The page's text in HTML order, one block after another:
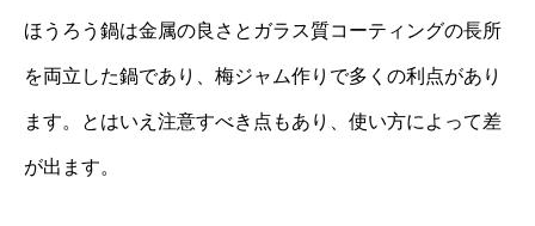
ほうろう鍋は金属の良さとガラス質コーティングの長所
を両立した鍋であり、梅ジャム作りで多くの利点があり
ます。とはいえ注意すべき点もあり、使い方によって差
が出ます。